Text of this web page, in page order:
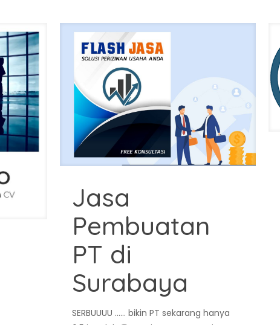
Jasa
Pembuatan
PT di
Surabaya
SERBUUUU …… bikin PT sekarang hanya